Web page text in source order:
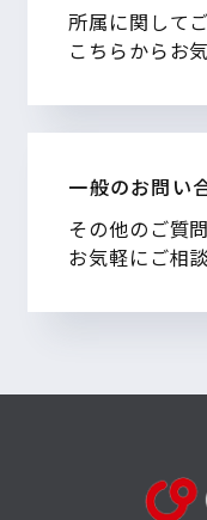
所属に関して
こちらからお
一般のお問い
その他のご質
お気軽にご相